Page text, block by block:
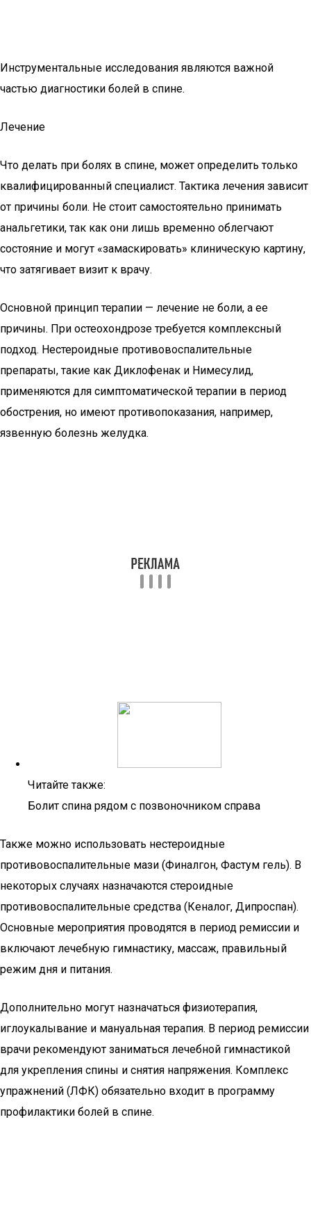
Инструментальные исследования являются важной
частью диагностики болей в спине.
Лечение
Что делать при болях в спине, может определить только
квалифицированный специалист. Тактика лечения зависит
от причины боли. Не стоит самостоятельно принимать
анальгетики, так как они лишь временно облегчают
состояние и могут «замаскировать» клиническую картину,
что затягивает визит к врачу.
Основной принцип терапии — лечение не боли, а ее
причины. При остеохондрозе требуется комплексный
подход. Нестероидные противовоспалительные
препараты, такие как Диклофенак и Нимесулид,
применяются для симптоматической терапии в период
обострения, но имеют противопоказания, например,
язвенную болезнь желудка.
Читайте также:
Болит спина рядом с позвоночником справа
Также можно использовать нестероидные
противовоспалительные мази (Финалгон, Фастум гель). В
некоторых случаях назначаются стероидные
противовоспалительные средства (Кеналог, Дипроспан).
Основные мероприятия проводятся в период ремиссии и
включают лечебную гимнастику, массаж, правильный
режим дня и питания.
Дополнительно могут назначаться физиотерапия,
иглоукалывание и мануальная терапия. В период ремиссии
врачи рекомендуют заниматься лечебной гимнастикой
для укрепления спины и снятия напряжения. Комплекс
упражнений (ЛФК) обязательно входит в программу
профилактики болей в спине.